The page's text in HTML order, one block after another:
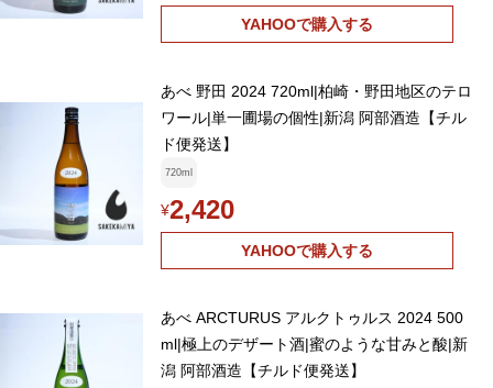
YAHOOで購入する
あべ 野田 2024 720ml|柏崎・野田地区のテロ
ワール|単一圃場の個性|新潟 阿部酒造【チル
ド便発送】
720ml
¥2,420
YAHOOで購入する
あべ ARCTURUS アルクトゥルス 2024 500
ml|極上のデザート酒|蜜のような甘みと酸|新
潟 阿部酒造【チルド便発送】